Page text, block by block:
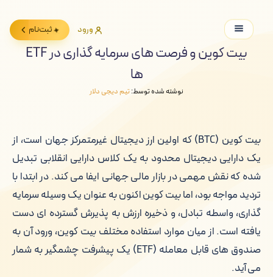
ورود ثبت‌نام
بیت کوین و فرصت های سرمایه گذاری در ETF
ها
نوشته شده توسط:تیم دیجی دلار
بیت کوین (BTC) که اولین ارز دیجیتال غیرمتمرکز جهان است، از
یک دارایی دیجیتال محدود به یک کلاس دارایی انقلابی تبدیل
شده که نقش مهمی در بازار مالی جهانی ایفا می کند. در ابتدا با
تردید مواجه بود، اما بیت کوین اکنون به عنوان یک وسیله سرمایه
گذاری، واسطه تبادل، و ذخیره ارزش به پذیرش گسترده ای دست
یافته است. از میان موارد استفاده مختلف بیت کوین، ورود آن به
صندوق های قابل معامله (ETF) یک پیشرفت چشمگیر به شمار
می آید.